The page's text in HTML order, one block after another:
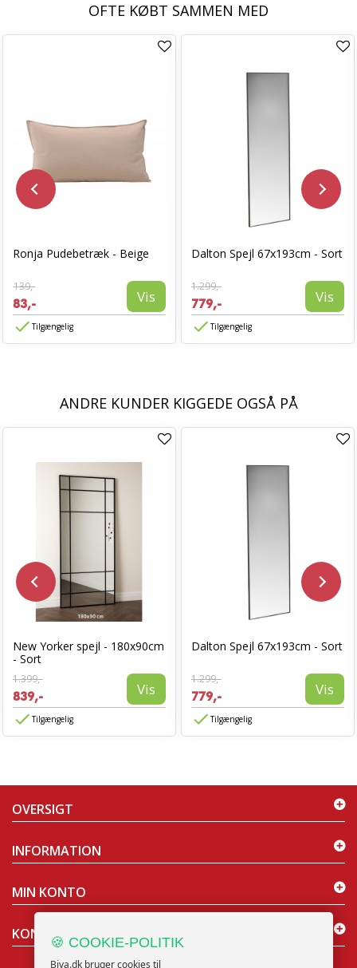
OFTE KØBT SAMMEN MED
Ronja Pudebetræk - Beige
139,-
83,- Vis
Tilgængelig
Dalton Spejl 67x193cm - Sort
1.299,-
779,- Vis
Tilgængelig
ANDRE KUNDER KIGGEDE OGSÅ PÅ
New Yorker spejl - 180x90cm
- Sort
1.399,-
839,- Vis
Tilgængelig
Dalton Spejl 67x193cm - Sort
1.299,-
779,- Vis
Tilgængelig
OVERSIGT
INFORMATION
MIN KONTO
KONTAKT OS
🍪 COOKIE-POLITIK
Biva.dk bruger cookies til